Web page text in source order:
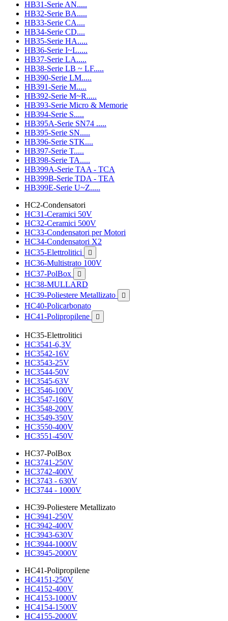
HB31-Serie AN.....
HB32-Serie BA.....
HB33-Serie CA....
HB34-Serie CD....
HB35-Serie HA.....
HB36-Serie I~L.....
HB37-Serie LA.....
HB38-Serie LB ~ LF.....
HB390-Serie LM.....
HB391-Serie M.....
HB392-Serie M~R.....
HB393-Serie Micro & Memorie
HB394-Serie S.....
HB395A-Serie SN74 .....
HB395-Serie SN.....
HB396-Serie STK....
HB397-Serie T.....
HB398-Serie TA.....
HB399A-Serie TAA - TCA
HB399B-Serie TDA - TEA
HB399E-Serie U~Z.....
HC2-Condensatori
HC31-Ceramici 50V
HC32-Ceramici 500V
HC33-Condensatori per Motori
HC34-Condensatori X2
HC35-Elettrolitici

HC36-Multistrato 100V
HC37-PolBox

HC38-MULLARD
HC39-Poliestere Metallizato

HC40-Policarbonato
HC41-Polipropilene

HC35-Elettrolitici
HC3541-6,3V
HC3542-16V
HC3543-25V
HC3544-50V
HC3545-63V
HC3546-100V
HC3547-160V
HC3548-200V
HC3549-350V
HC3550-400V
HC3551-450V
HC37-PolBox
HC3741-250V
HC3742-400V
HC3743 - 630V
HC3744 - 1000V
HC39-Poliestere Metallizato
HC3941-250V
HC3942-400V
HC3943-630V
HC3944-1000V
HC3945-2000V
HC41-Polipropilene
HC4151-250V
HC4152-400V
HC4153-1000V
HC4154-1500V
HC4155-2000V